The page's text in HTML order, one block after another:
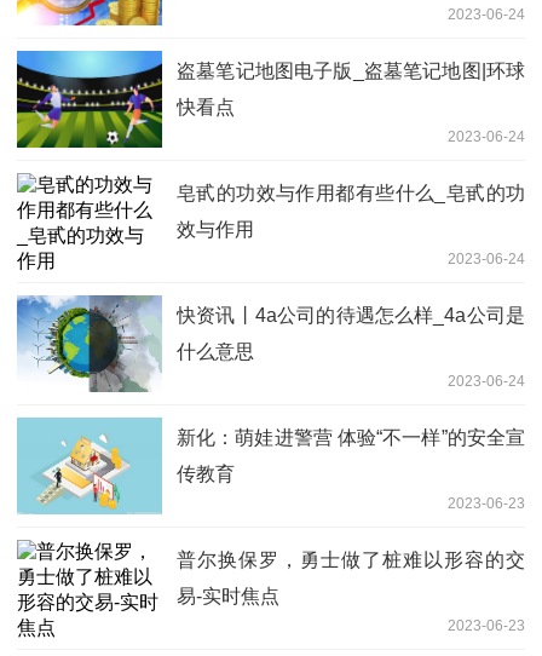
2023-06-24
盗墓笔记地图电子版_盗墓笔记地图|环球
快看点
2023-06-24
皂甙的功效与作用都有些什么_皂甙的功
效与作用
2023-06-24
快资讯丨4a公司的待遇怎么样_4a公司是
什么意思
2023-06-24
新化：萌娃进警营 体验“不一样”的安全宣
传教育
2023-06-23
普尔换保罗，勇士做了桩难以形容的交
易-实时焦点
2023-06-23